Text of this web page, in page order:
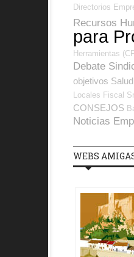
Directorios
Recursos
para
Herramientas
Debate
objetivos Salud
Locales Fiscal
CONSEJOS
Noticias
WEBS